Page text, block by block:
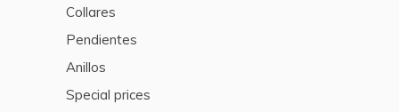
Collares
Pendientes
Anillos
Special prices